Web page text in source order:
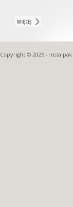
WIĘCEJ
Copyright © 2026 - Instalpak